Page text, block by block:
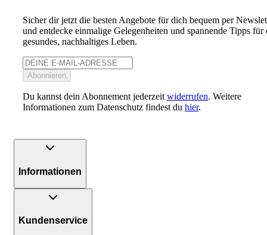
Sicher dir jetzt die besten Angebote für dich bequem per
und entdecke einmalige Gelegenheiten und spannende Tipps für
gesundes, nachhaltiges Leben.
Abonnieren
Du kannst dein Abonnement jederzeit widerrufen. Weitere
Informationen zum Datenschutz findest du hier.
Informationen
Kundenservice